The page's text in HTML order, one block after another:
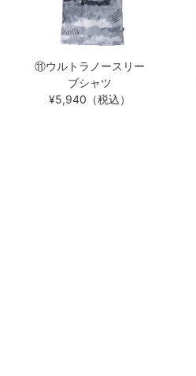
⑪ウルトラノースリー
ブシャツ
¥5,940（税込）